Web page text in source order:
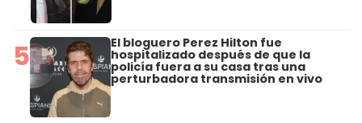
5 El bloguero Perez Hilton fue
hospitalizado después de que la
policía fuera a su casa tras una
perturbadora transmisión en vivo